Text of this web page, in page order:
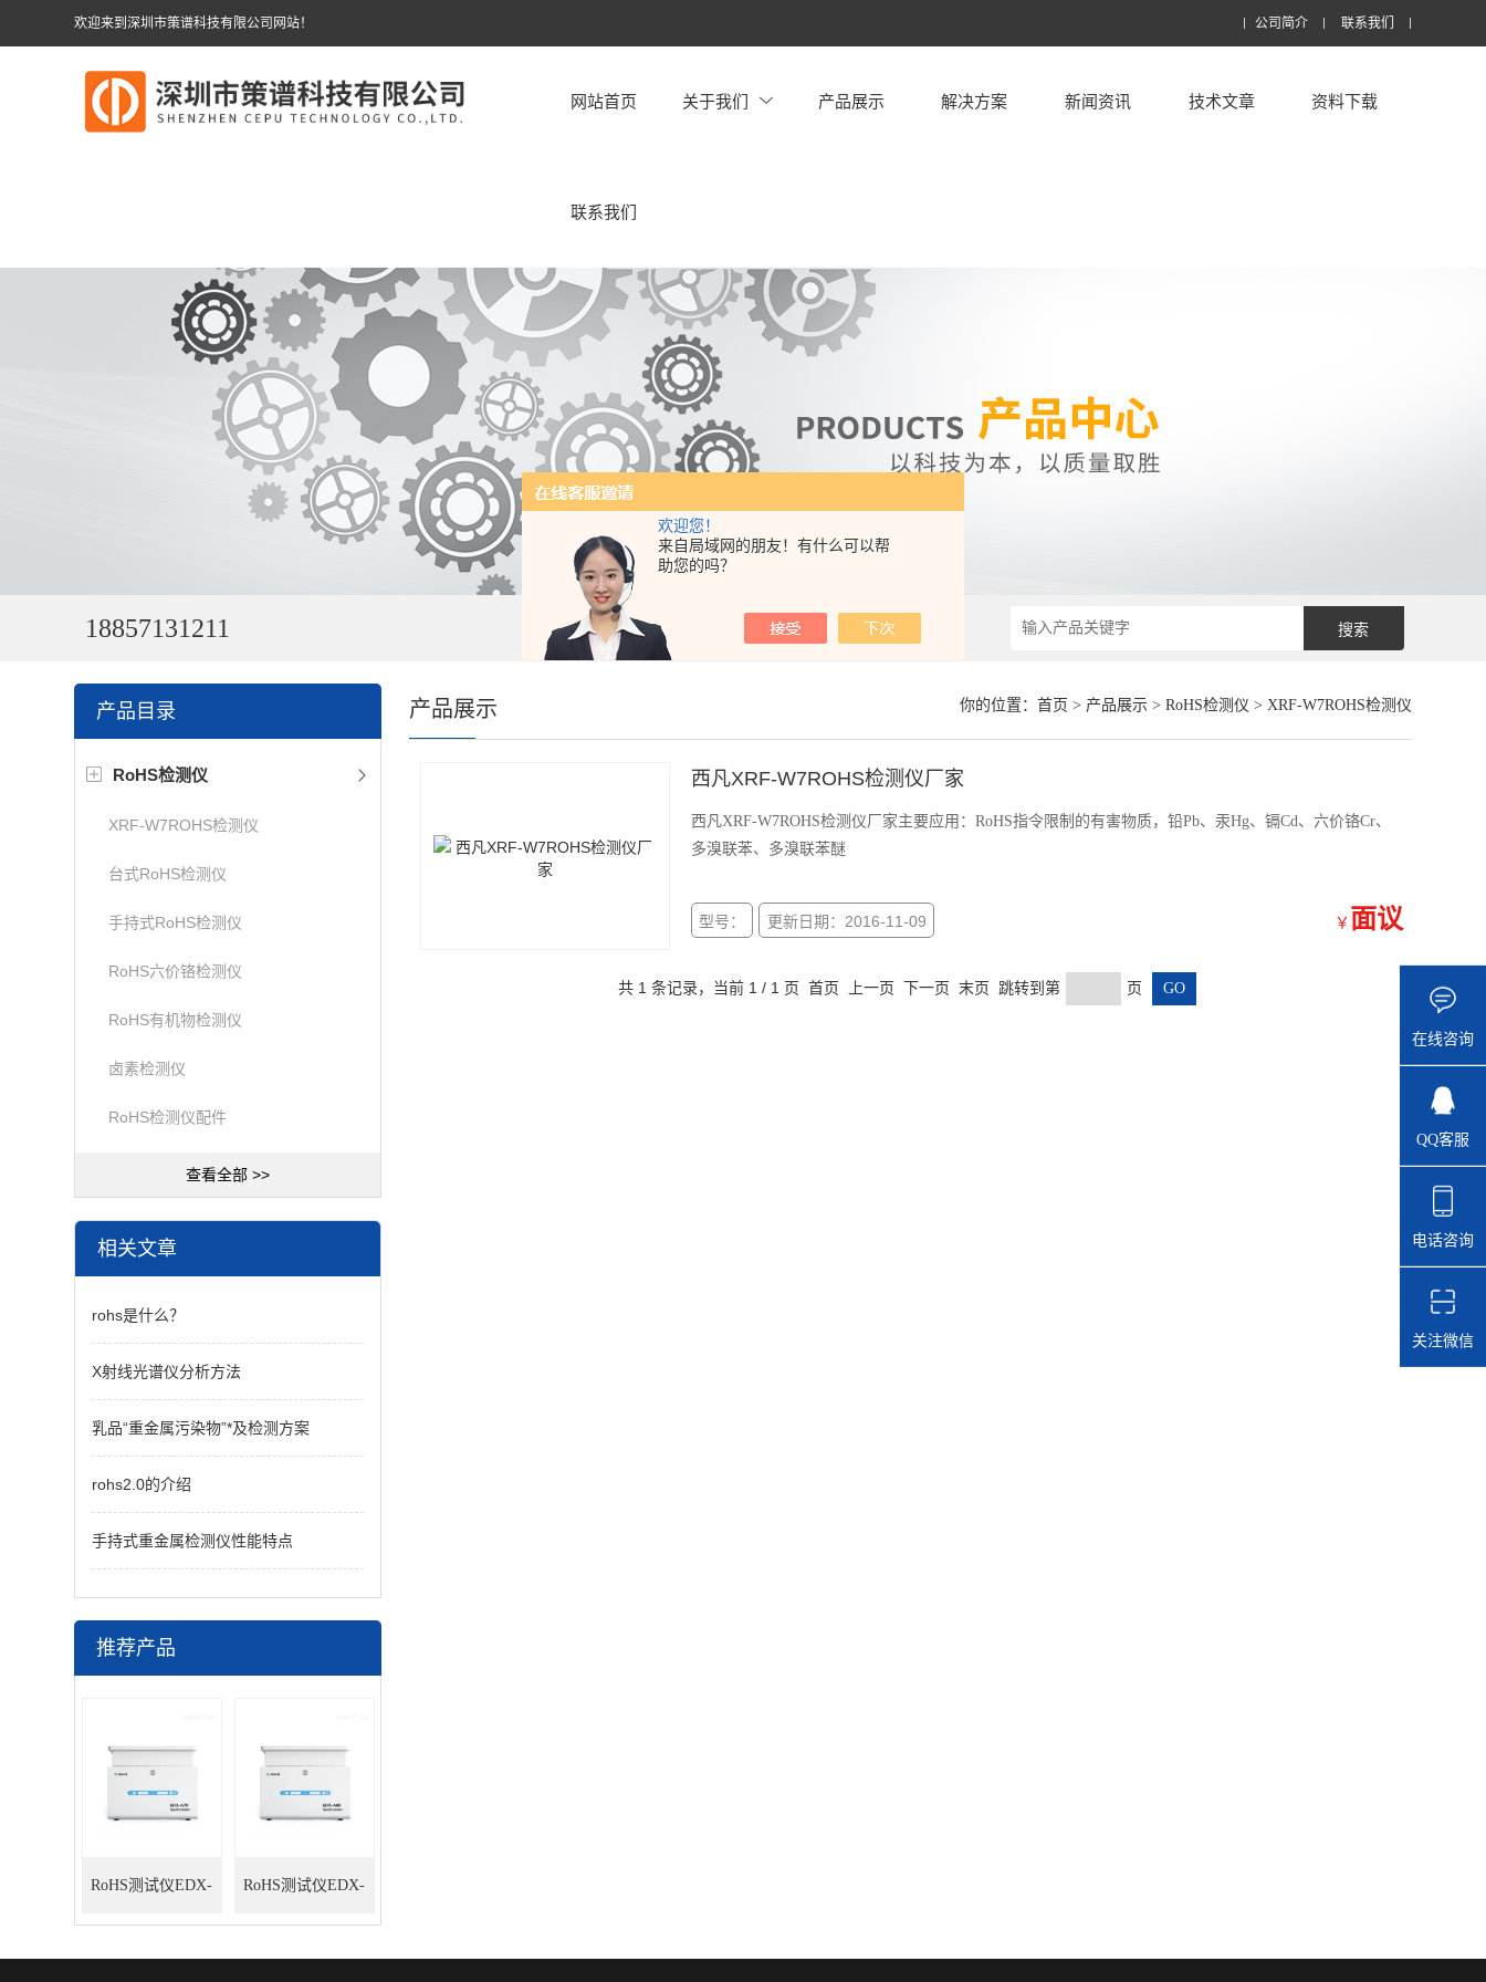
欢迎您！
来自局域网的朋友！有什么可以帮
助您的吗？
欢迎来到深圳市策谱科技有限公司网站！ 公司简介 联系我们
网站首页 关于我们 产品展示 解决方案 新闻资讯 技术文章 资料下载
联系我们
18857131211
产品目录
RoHS检测仪
XRF-W7ROHS检测仪
台式RoHS检测仪
手持式RoHS检测仪
RoHS六价铬检测仪
RoHS有机物检测仪
卤素检测仪
RoHS检测仪配件
查看全部 >>
相关文章
rohs是什么？
X射线光谱仪分析方法
乳品“重金属污染物”*及检测方案
rohs2.0的介绍
手持式重金属检测仪性能特点
推荐产品
RoHS测试仪EDX- RoHS测试仪EDX-
你的位置： 首页 > 产品展示> RoHS检测仪 > XRF-W7ROHS检测仪
产品展示
西凡XRF-W7ROHS检测仪厂家
西凡XRF-W7ROHS检测仪厂家主要应用：RoHS指令限制的有害物质，铅Pb、汞Hg、镉Cd、六价铬Cr、
多溴联苯、多溴联苯醚
型号： 更新日期：2016-11-09 ￥ 面议
共 1 条记录，当前 1 / 1 页 首页 上一页 下一页 末页 跳转到第 页
在线咨询
QQ客服
电话咨询
关注微信